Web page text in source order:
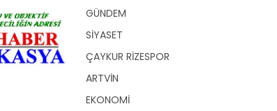
GÜNDEM
SİYASET
ÇAYKUR RİZESPOR
ARTVİN
EKONOMİ